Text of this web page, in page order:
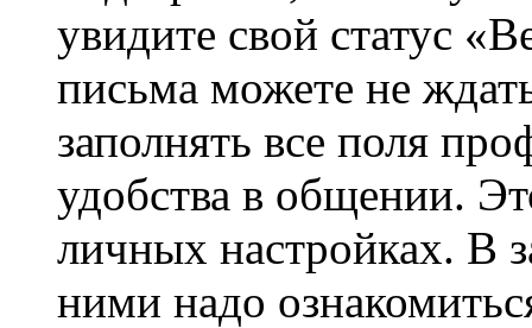
увидите свой статус
письма можете не
заполнять все поля
удобства в общении.
личных настройках. В
ними надо